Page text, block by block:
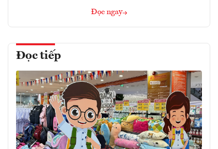
Đọc ngay
Đọc tiếp